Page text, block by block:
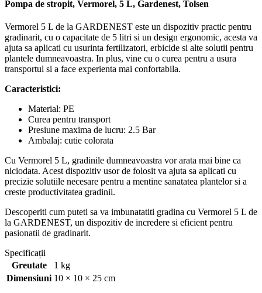
Pompa de stropit, Vermorel, 5 L, Gardenest, Tolsen
Vermorel 5 L de la GARDENEST este un dispozitiv practic pentru
gradinarit, cu o capacitate de 5 litri si un design ergonomic, acesta va
ajuta sa aplicati cu usurinta fertilizatori, erbicide si alte solutii pentru
plantele dumneavoastra. In plus, vine cu o curea pentru a usura
transportul si a face experienta mai confortabila.
Caracteristici:
Material: PE
Curea pentru transport
Presiune maxima de lucru: 2.5 Bar
Ambalaj: cutie colorata
Cu Vermorel 5 L, gradinile dumneavoastra vor arata mai bine ca
niciodata. Acest dispozitiv usor de folosit va ajuta sa aplicati cu
precizie solutiile necesare pentru a mentine sanatatea plantelor si a
creste productivitatea gradinii.
Descoperiti cum puteti sa va imbunatatiti gradina cu Vermorel 5 L de
la GARDENEST, un dispozitiv de incredere si eficient pentru
pasionatii de gradinarit.
Specificații
Greutate
1 kg
Dimensiuni 10 × 10 × 25 cm